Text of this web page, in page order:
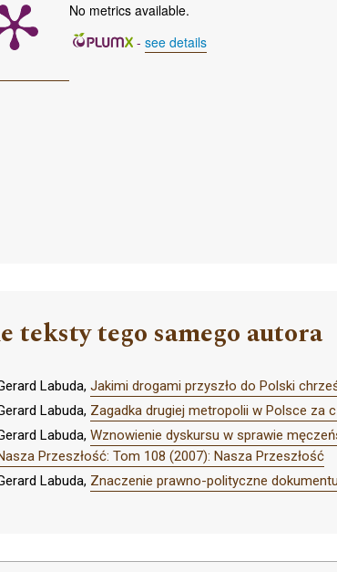
No metrics available.
- see details
teksty tego samego autora
Labuda, Jakimi drogami przyszło do Polski
Labuda, Zagadka drugiej metropolii w Polsce za
Labuda, Wznowienie dyskursu w sprawie
Przeszłość: Tom 108 (2007): Nasza Przeszłość
Labuda, Znaczenie prawno-polityczne